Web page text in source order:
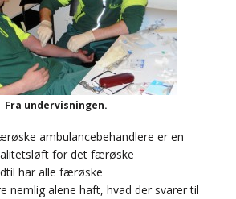
Fra undervisningen.
ambulancebehandlere er en
for det færøske
har alle færøske
nemlig alene haft, hvad der svarer til